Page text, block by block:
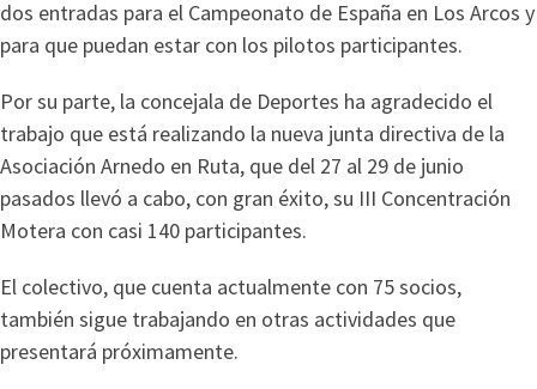
dos entradas para el Campeonato de España en Los Arcos y
para que puedan estar con los pilotos participantes.
Por su parte, la concejala de Deportes ha agradecido el
trabajo que está realizando la nueva junta directiva de la
Asociación Arnedo en Ruta, que del 27 al 29 de junio
pasados llevó a cabo, con gran éxito, su III Concentración
Motera con casi 140 participantes.
El colectivo, que cuenta actualmente con 75 socios,
también sigue trabajando en otras actividades que
presentará próximamente.